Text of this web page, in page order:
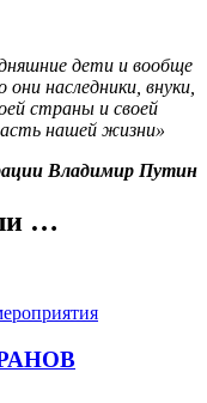
дети и вообще
наследники, внуки,
страны и своей
нашей жизни»
Владимир Путин
…